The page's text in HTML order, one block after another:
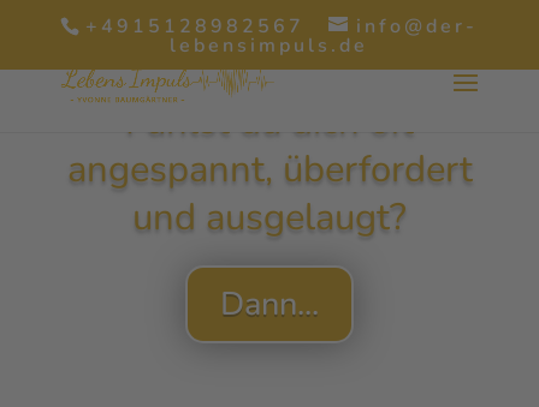
+4915128982567 info@der-
lebensimpuls.de
Fühlst du dich oft
angespannt, überfordert
und ausgelaugt?
Dann...